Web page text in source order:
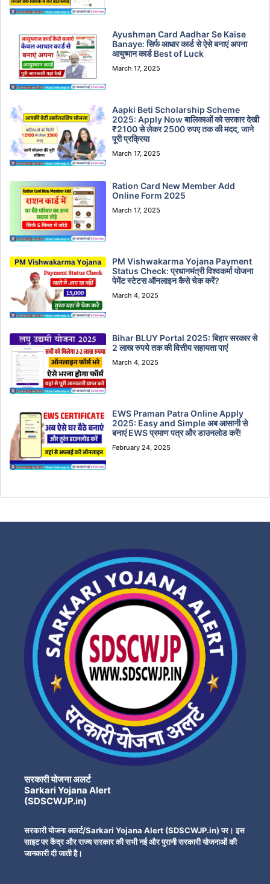
Ayushman Card Aadhar Se Kaise
Banaye: सिर्फ आधार कार्ड से ऐसे बनाएं अपना
आयुष्मान कार्ड Best of Luck
March 17, 2025
Aapki Beti Scholarship Scheme
2025: Apply Now बालिकाओं को सरकार देखी
₹2100 से लेकर 2500 रुपए तक की मदद, जाने
पूरी प्रक्रिया
March 17, 2025
Ration Card New Member Add
Online Form 2025
March 17, 2025
PM Vishwakarma Yojana Payment
Status Check: प्रधानमंत्री विश्वकर्मा योजना
पेमेंट स्टेटस ऑनलाइन कैसे चेक करें?
March 4, 2025
Bihar BLUY Portal 2025: बिहार सरकार से
2 लाख रुपये तक की वित्तीय सहायता पाएं
March 4, 2025
EWS Praman Patra Online Apply
2025: Easy and Simple अब आसानी से
बनाएं EWS प्रमाण पत्र और डाउनलोड करें!
February 24, 2025
सरकारी योजना अलर्ट
Sarkari Yojana Alert
(SDSCWJP.in)
सरकारी योजना अलर्ट/Sarkari Yojana Alert (SDSCWJP.in) पर। इस
साइट पर केंद्र और राज्य सरकार की सभी नई और पुरानी सरकारी योजनाओं की
जानकारी दी जाती है।